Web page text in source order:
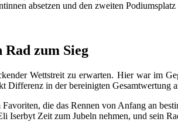
absetzen und den zweiten
zum Sieg
Wettstreit zu erwarten. Hier war im
Differenz in der bereinigten Gesamtwertung
die das Rennen von Anfang an
Iserbyt Zeit zum Jubeln nehmen, und sein